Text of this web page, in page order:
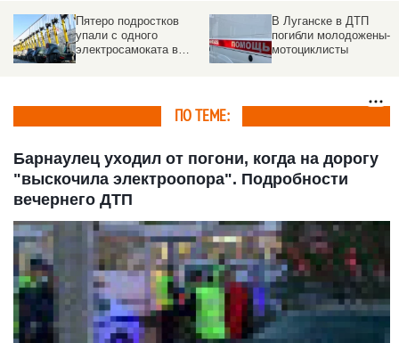
Пятеро подростков
упали с одного
электросамоката в
В Луганске в ДТП
погибли молодожены-
мотоциклисты
ПО ТЕМЕ:
Барнаулец уходил от погони, когда на дорогу
"выскочила электроопора". Подробности
вечернего ДТП